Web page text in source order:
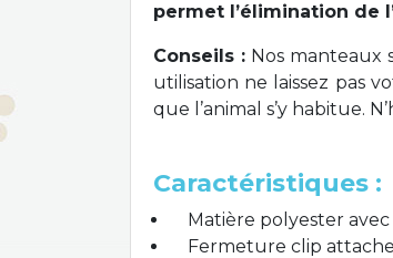
permet l’élimination de
Conseils :Nos manteaux
utilisation ne laissez pas
que l’animal s’y habitue.
Caractéristiques :
Matière polyester
Fermeture clip